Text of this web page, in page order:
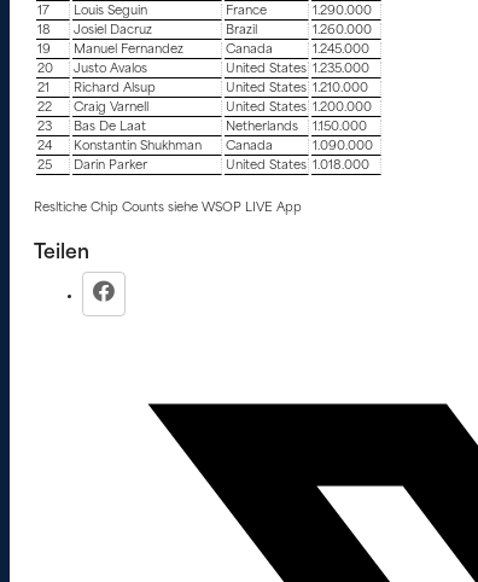
17
Louis Seguin France
1.290.000
18
Josiel Dacruz Brazil
1.260.000
19
Manuel Fernandez Canada
1.245.000
20
Justo Avalos United States 1.235.000
21
Richard Alsup United States 1.210.000
22
Craig Varnell United States 1.200.000
23
Bas De Laat Netherlands
1.150.000
24
Konstantin Shukhman Canada
1.090.000
25
Darin Parker United States 1.018.000
Resltiche Chip Counts siehe WSOP LIVE App
Teilen